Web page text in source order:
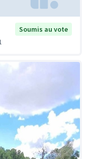
Soumis au vote